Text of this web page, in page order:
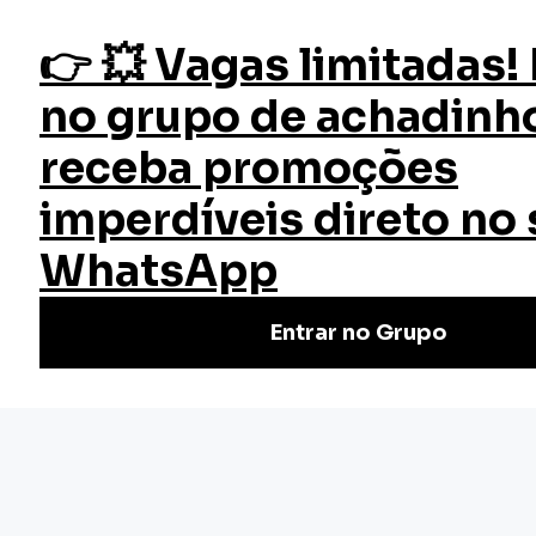
fazer login
Início Blog Dicas
Atendimento ao Cliente: 7 Dicas para atender mais e melhor
Atendimento ao Cliente: 7 Dicas
para atender mais e melhor
Neste artigo, falaremos sobre o Atendimento ao Cliente: 7
Dicas para atender...